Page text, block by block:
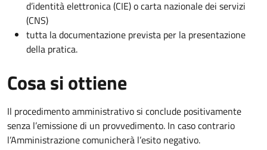
d’identità elettronica (CIE) o carta nazionale dei servizi
(CNS)
tutta la documentazione prevista per la presentazione
della pratica.
Cosa si ottiene
Il procedimento amministrativo si conclude positivamente
senza l’emissione di un provvedimento. In caso contrario
l’Amministrazione comunicherà l’esito negativo.